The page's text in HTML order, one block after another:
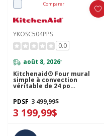
Comparer
YKOSC504PPS
0.0
août 8, 2026*
Kitchenaid® Four mural
simple à convection
véritable de 24 po
PDSF 3 499,99$
3 199,99$